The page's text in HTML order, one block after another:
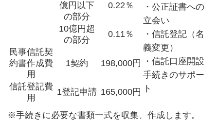
・公正証書への
立会い
・信託登記（名
義変更）
・信託口座開設
手続きのサポー
ト
億円以下
の部分
0.22％
10億円超
の部分
0.11％
民事信託契
約書作成費
用
1契約 198,000円
信託登記費
用
1登記申請 165,000円
※手続きに必要な書類一式を収集、作成します。